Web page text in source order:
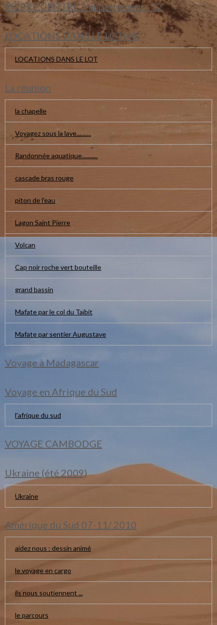
PIERRE CENTRE 2 appartements T2
LOCATIONS DANS LE LOT(46)
LOCATIONS DANS LE LOT
La réunion
la chapelle
Voyagez sous la lave..........
Randonnée aquatique...........
cascade bras rouge
piton de l'eau
Lagon Saint Pierre
Volcan
Cap noir roche vert bouteille
grand bassin
Mafate par le col du Taïbit
Mafate par sentier Augustave
Voyage à Madagascar
Voyage en Afrique du Sud
l'afrique du sud
VOYAGE CAMBODGE
Ukraine (été 2009)
Ukraine
Amérique du Sud 07-11/ 2010
aidez nous : dessin animé
le voyage en cargo
ils nous soutiennent ...
le parcours